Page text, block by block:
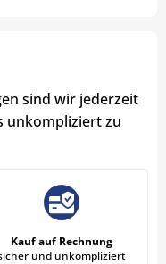
sind wir jederzeit
unkompliziert zu
Kauf auf Rechnung
und unkompliziert